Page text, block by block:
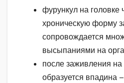
фурункул на головке
хроническую форму
сопровождается
высыпаниями на
после заживления на
образуется впадина